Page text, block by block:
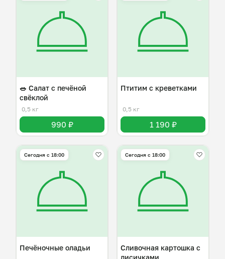
🥗 Салат с печёной
свёклой
0,5 кг
990 ₽
Птитим с креветками
0,5 кг
1 190 ₽
Сегодня с 18:00
Печёночные оладьи
Сегодня с 18:00
Сливочная картошка с
лисичками